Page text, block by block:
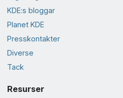
KDE:s bloggar
Planet KDE
Presskontakter
Diverse
Tack
Resurser